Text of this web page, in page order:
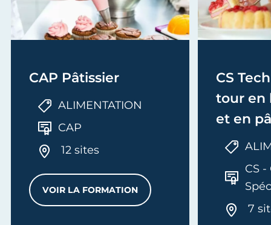
CAP Pâtissier
ALIMENTATION
CAP
12 sites
VOIR LA FORMATION
CAP PÂTISSIER
CS
tour en
et en
CS
7